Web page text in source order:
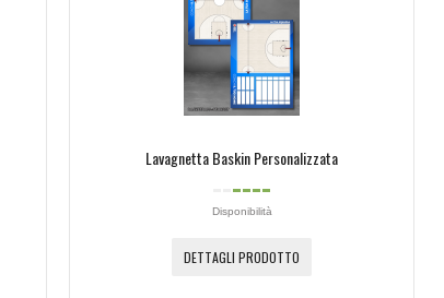
Lavagnetta Baskin Personalizzata
Disponibilità
DETTAGLI PRODOTTO